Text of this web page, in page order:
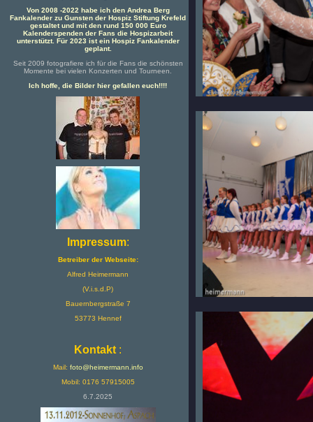
Von 2008 -2022 habe ich den Andrea Berg
Fankalender zu Gunsten der Hospiz Stiftung Krefeld
gestaltet und mit den rund 150 000 Euro
Kalenderspenden der Fans die Hospizarbeit
unterstützt. Für 2023 ist ein Hospiz Fankalender
geplant.
Seit 2009 fotografiere ich für die Fans die schönsten
Momente bei vielen Konzerten und Tourneen.
Ich hoffe, die Bilder hier gefallen euch!!!!
Impressum:
Betreiber der Webseite:
Alfred Heimermann
(V.i.s.d.P)
Bauernbergstraße 7
53773 Hennef
Kontakt :
Mail: foto@heimermann.info
Mobil: 0176 57915005
6.7.2025